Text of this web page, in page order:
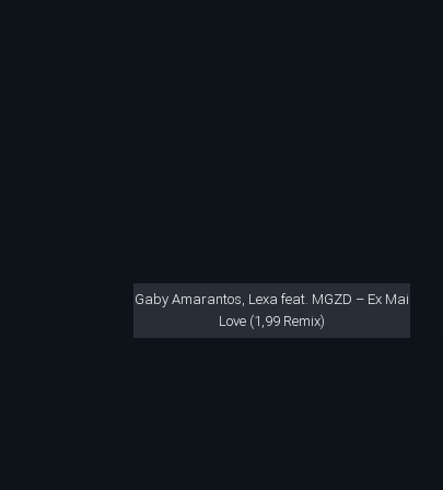
Gaby Amarantos, Lexa feat. MGZD – Ex Mai
Love (1,99 Remix)